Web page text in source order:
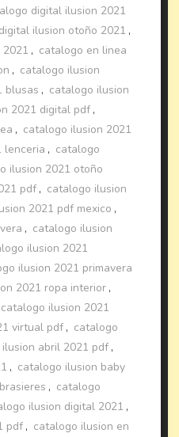
digital ilusion 2021
ilusion otoño 2021 ,
, catalogo en linea
, catalogo ilusion
blusas , catalogo ilusion
2021 digital pdf ,
, catalogo ilusion 2021
lenceria , catalogo
ilusion 2021 otoño
pdf , catalogo ilusion
2021 pdf mexico ,
, catalogo ilusion
ilusion 2021
ilusion 2021 primavera
2021 ropa interior ,
catalogo ilusion 2021
virtual pdf , catalogo
abril 2021 pdf ,
, catalogo ilusion baby
, catalogo
ilusion digital 2021 ,
pdf , catalogo ilusion en